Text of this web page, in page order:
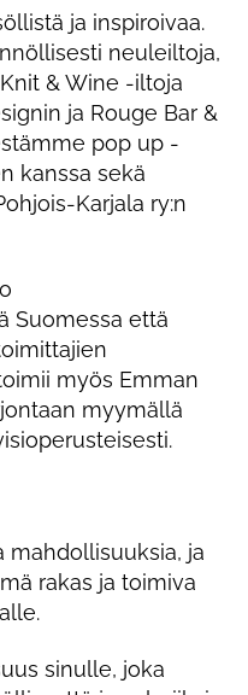
ja inspiroivaa.
neuleiltoja,
& Wine -iltoja
ja Rouge Bar &
pop up -
kanssa sekä
Karjala ry:n
Suomessa että
myös Emman
myymällä
mahdollisuuksia, ja
rakas ja toimiva
sinulle, joka